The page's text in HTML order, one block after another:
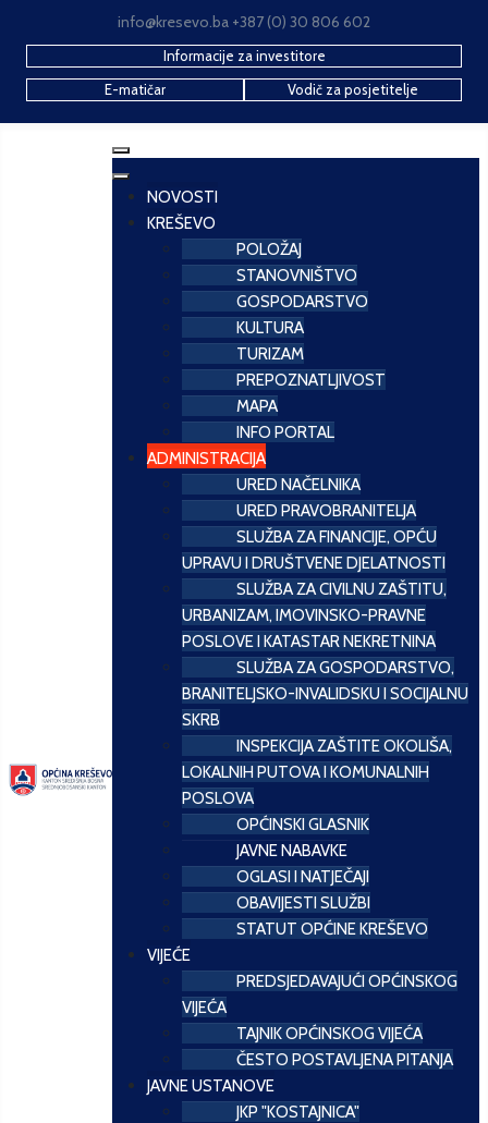
info@kresevo.ba +387 (0) 30 806 602
Informacije za investitore
E-matičar
Vodič za posjetitelje
NOVOSTI
KREŠEVO
POLOŽAJ
STANOVNIŠTVO
GOSPODARSTVO
KULTURA
TURIZAM
PREPOZNATLJIVOST
MAPA
INFO PORTAL
ADMINISTRACIJA
URED NAČELNIKA
URED PRAVOBRANITELJA
SLUŽBA ZA FINANCIJE, OPĆU
UPRAVU I DRUŠTVENE DJELATNOSTI
SLUŽBA ZA CIVILNU ZAŠTITU,
URBANIZAM, IMOVINSKO-PRAVNE
POSLOVE I KATASTAR NEKRETNINA
SLUŽBA ZA GOSPODARSTVO,
BRANITELJSKO-INVALIDSKU I SOCIJALNU
SKRB
INSPEKCIJA ZAŠTITE OKOLIŠA,
LOKALNIH PUTOVA I KOMUNALNIH
POSLOVA
OPĆINSKI GLASNIK
JAVNE NABAVKE
OGLASI I NATJEČAJI
OBAVIJESTI SLUŽBI
STATUT OPĆINE KREŠEVO
VIJEĆE
PREDSJEDAVAJUĆI OPĆINSKOG
VIJEĆA
TAJNIK OPĆINSKOG VIJEĆA
ČESTO POSTAVLJENA PITANJA
JAVNE USTANOVE
JKP "KOSTAJNICA"